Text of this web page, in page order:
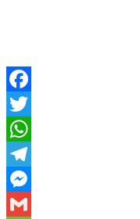
Facebook
Twitter
WhatsApp
Telegram
Messenger